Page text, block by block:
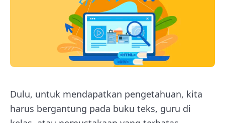
Dulu, untuk mendapatkan pengetahuan, kita
harus bergantung pada buku teks, guru di